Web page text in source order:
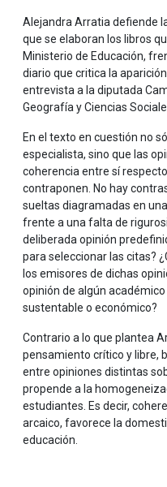
Alejandra Arratia defiende
que se elaboran los libros
Ministerio de Educación,
diario que critica la
entrevista a la diputada
Geografía y Ciencias
En el texto en cuestión no
especialista, sino que las
coherencia entre sí
contraponen. No hay
sueltas diagramadas en
frente a una falta de
deliberada opinión
para seleccionar las citas?
los emisores de dichas
opinión de algún
sustentable o económico?
Contrario a lo que plantea
pensamiento crítico y libre,
entre opiniones distintas
propende a la
estudiantes. Es decir,
arcaico, favorece la
educación.